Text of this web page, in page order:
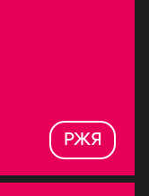
РЖЯ